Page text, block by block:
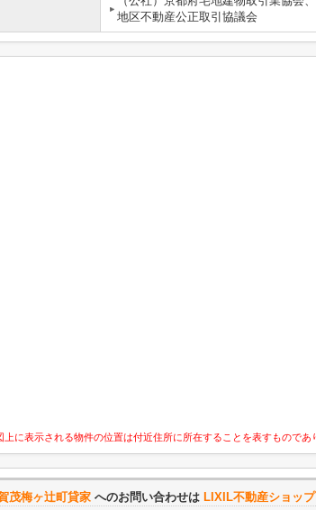
地区不動産公正取引協議会
に表示される物件の位置は付近住所に所在することを表すものであ
茂梅ヶ辻町貸家 へのお問い合わせは LIXIL不動産ショッ